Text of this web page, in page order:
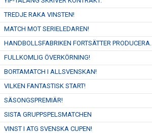
TREDJE RAKA VINSTEN!
MATCH MOT SERIELEDAREN!
HANDBOLLSFABRIKEN FORTSÄTTER PRODUCERA.
FULLKOMLIG ÖVERKÖRNING!
BORTAMATCH I ALLSVENSKAN!
VILKEN FANTASTISK START!
SÄSONGSPREMIÄR!
SISTA GRUPPSPELSMATCHEN
VINST I ATG SVENSKA CUPEN!